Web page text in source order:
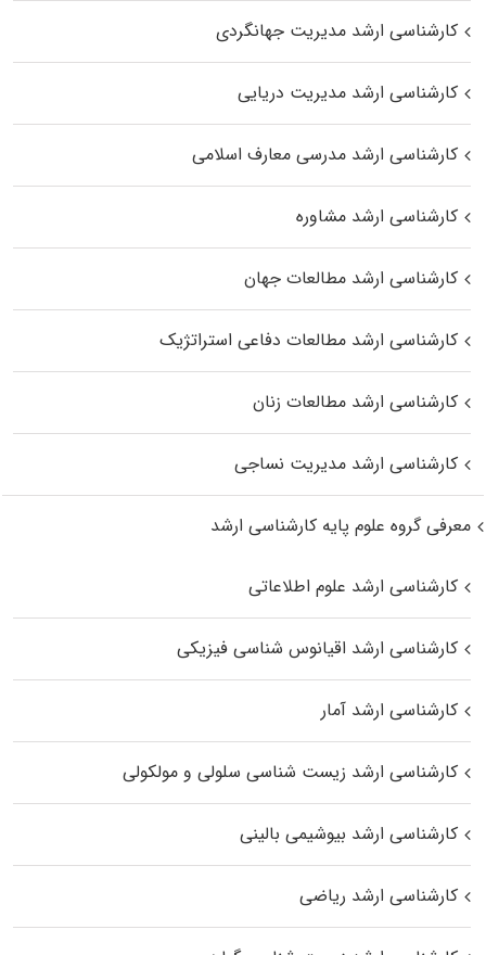
کارشناسی ارشد مدیریت جهانگردی
کارشناسی ارشد مدیریت دریایی
کارشناسی ارشد مدرسی معارف اسلامی
کارشناسی ارشد مشاوره
کارشناسی ارشد مطالعات جهان
کارشناسی ارشد مطالعات دفاعی استراتژیک
کارشناسی ارشد مطالعات زنان
کارشناسی ارشد مدیریت نساجی
معرفی گروه علوم پایه کارشناسی ارشد
کارشناسی ارشد علوم اطلاعاتی
کارشناسی ارشد اقیانوس‌ شناسی فیزیکی
کارشناسی ارشد آمار
کارشناسی ارشد زیست شناسی سلولی و مولکولی
کارشناسی ارشد بیوشیمی بالینی
کارشناسی ارشد ریاضی